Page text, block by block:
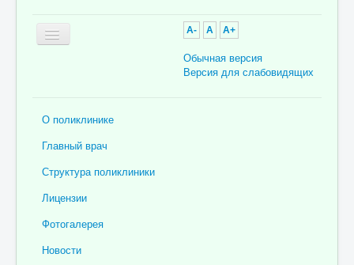
A- A A+
Обычная версия
Версия для слабовидящих
О поликлинике
Главный врач
Структура поликлиники
Лицензии
Фотогалерея
Новости